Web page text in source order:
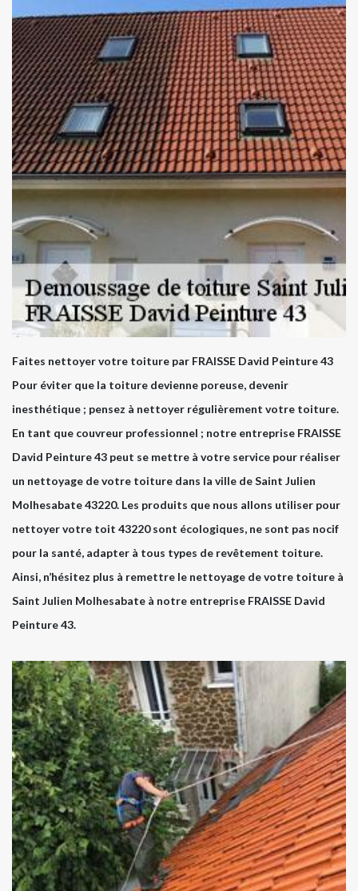
Faites nettoyer votre toiture par FRAISSE David Peinture 43
Pour éviter que la toiture devienne poreuse, devenir
inesthétique ; pensez à nettoyer régulièrement votre toiture.
En tant que couvreur professionnel ; notre entreprise FRAISSE
David Peinture 43 peut se mettre à votre service pour réaliser
un nettoyage de votre toiture dans la ville de Saint Julien
Molhesabate 43220. Les produits que nous allons utiliser pour
nettoyer votre toit 43220 sont écologiques, ne sont pas nocif
pour la santé, adapter à tous types de revêtement toiture.
Ainsi, n’hésitez plus à remettre le nettoyage de votre toiture à
Saint Julien Molhesabate à notre entreprise FRAISSE David
Peinture 43.